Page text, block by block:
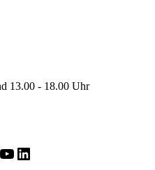
13.00 - 18.00 Uhr
YouTube
LinkedIn